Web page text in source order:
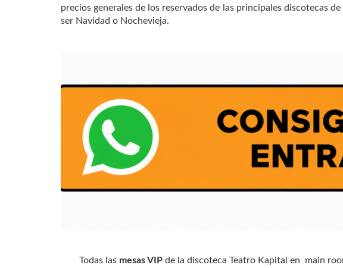
precios generales de los reservados de las principales discotecas
ser Navidad o Nochevieja.
Todas las mesas VIP de la discoteca Teatro Kapital en main